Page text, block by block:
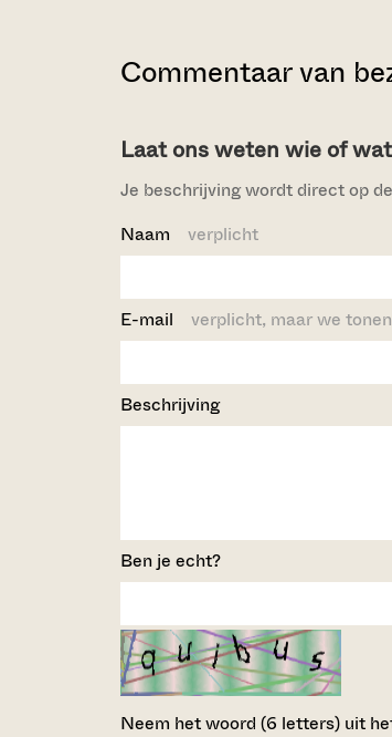
Commentaar van
Laat ons weten wie of
Je beschrijving wordt direct op
Naam verplicht
E-mail verplicht, maar we
Beschrijving
Ben je echt?
Neem het woord (6 letters) uit